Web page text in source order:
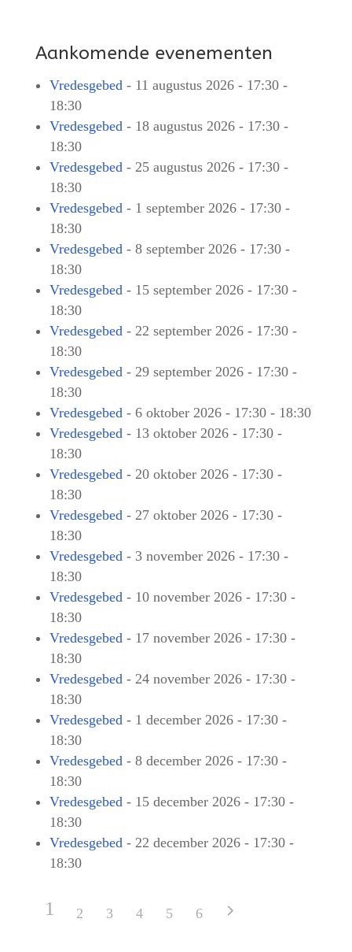
Aankomende evenementen
Vredesgebed- 11 augustus 2026 - 17:30 -
18:30
Vredesgebed- 18 augustus 2026 - 17:30 -
18:30
Vredesgebed- 25 augustus 2026 - 17:30 -
18:30
Vredesgebed- 1 september 2026 - 17:30 -
18:30
Vredesgebed- 8 september 2026 - 17:30 -
18:30
Vredesgebed- 15 september 2026 - 17:30 -
18:30
Vredesgebed- 22 september 2026 - 17:30 -
18:30
Vredesgebed- 29 september 2026 - 17:30 -
18:30
Vredesgebed- 6 oktober 2026 - 17:30 - 18:30
Vredesgebed- 13 oktober 2026 - 17:30 -
18:30
Vredesgebed- 20 oktober 2026 - 17:30 -
18:30
Vredesgebed- 27 oktober 2026 - 17:30 -
18:30
Vredesgebed- 3 november 2026 - 17:30 -
18:30
Vredesgebed- 10 november 2026 - 17:30 -
18:30
Vredesgebed- 17 november 2026 - 17:30 -
18:30
Vredesgebed- 24 november 2026 - 17:30 -
18:30
Vredesgebed- 1 december 2026 - 17:30 -
18:30
Vredesgebed- 8 december 2026 - 17:30 -
18:30
Vredesgebed- 15 december 2026 - 17:30 -
18:30
Vredesgebed- 22 december 2026 - 17:30 -
18:30
1 2 3 4 5 6